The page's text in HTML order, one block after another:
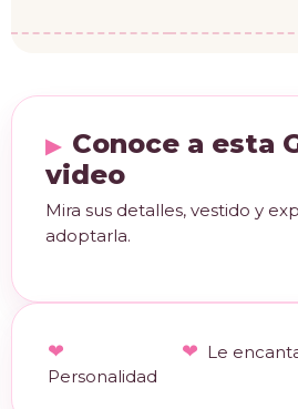
Conoce a esta
video
Mira sus detalles, vestido y
adoptarla.
Personalidad
Le